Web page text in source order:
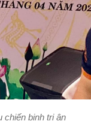
chiến binh tri ân